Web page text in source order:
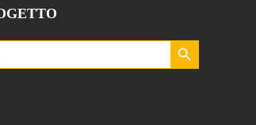
Search Button